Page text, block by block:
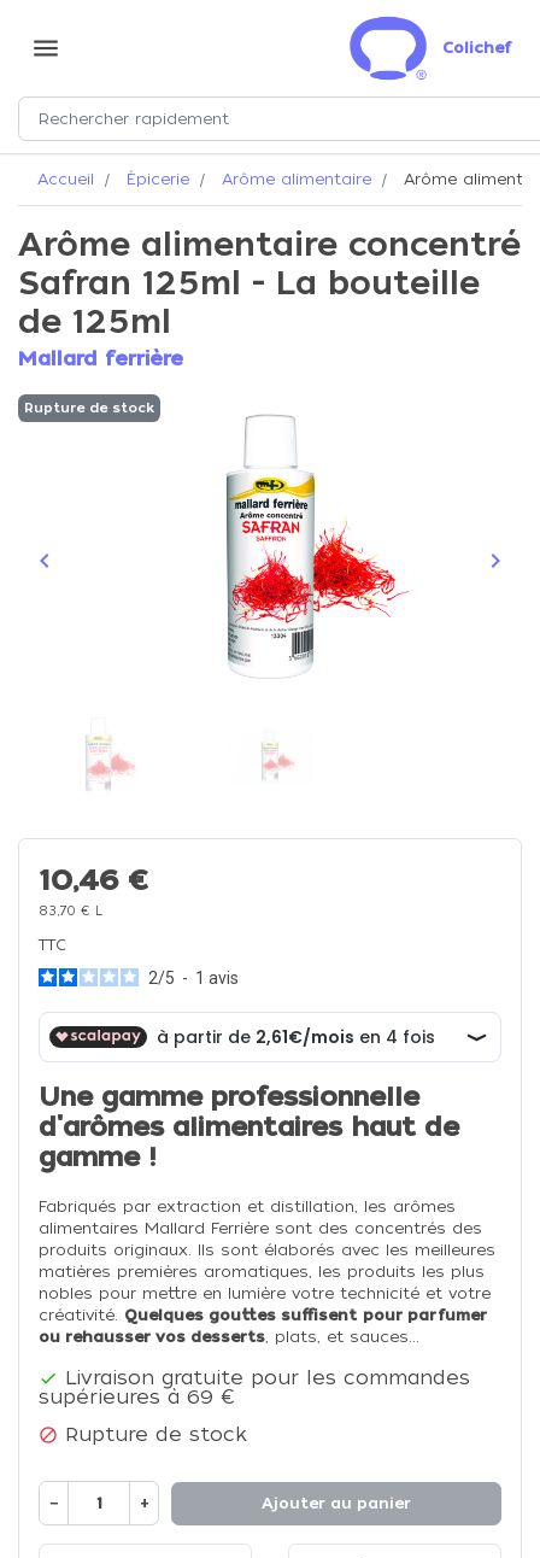
menu Colichef
Accueil Épicerie Arôme alimentaire Arôme
Arôme alimentaire concentré
Safran 125ml - La bouteille
de 125ml
Mallard ferrière
Rupture de stock
Précédent
keyboard_arrow_left keyboard_arrow_right
10,46 €
83,70 € L
TTC
2/5 - 1 avis
Une gamme professionnelle
d'arômes alimentaires haut de
gamme !
Fabriqués par extraction et distillation, les arômes
alimentaires Mallard Ferrière sont des concentrés des
produits originaux. Ils sont élaborés avec les meilleures
matières premières aromatiques, les produits les plus
nobles pour mettre en lumière votre technicité et votre
créativité. Quelques gouttes suffisent pour parfumer
ou rehausser vos desserts , plats, et sauces...
 Livraison gratuite pour les commandes
supérieures à 69 €
 Rupture de stock
− + Ajouter au panier